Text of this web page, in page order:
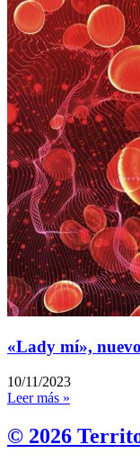
«Lady mí»,
10/11/2023
Leer más »
© 2026